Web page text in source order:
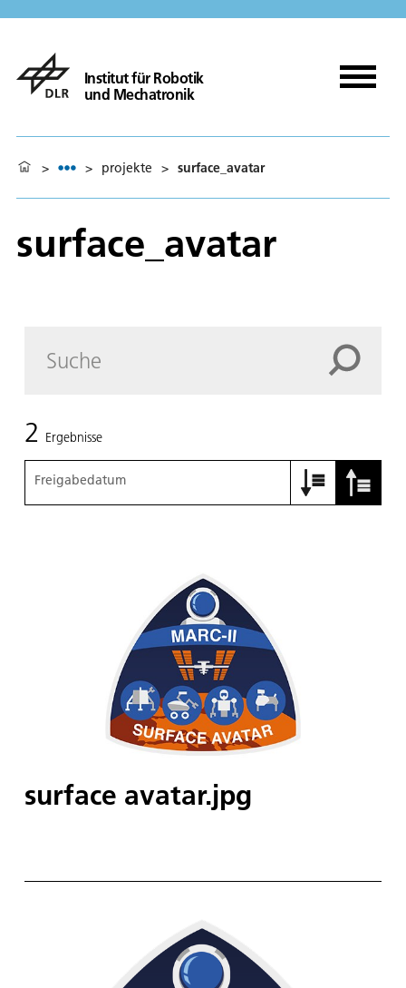
Institut für Robotik
und Mechatronik
> > projekte > surface_avatar
surface_avatar
2 Ergebnisse
Freigabedatum
surface avatar.jpg